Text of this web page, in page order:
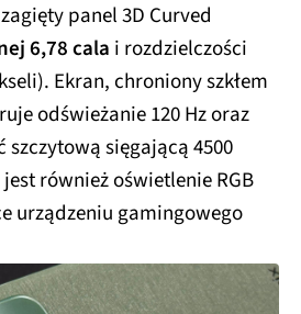
panel 3D Curved
6,78 cala i rozdzielczości
Ekran, chroniony szkłem
odświeżanie 120 Hz oraz
sięgającą 4500
również oświetlenie RGB
urządzeniu gamingowego